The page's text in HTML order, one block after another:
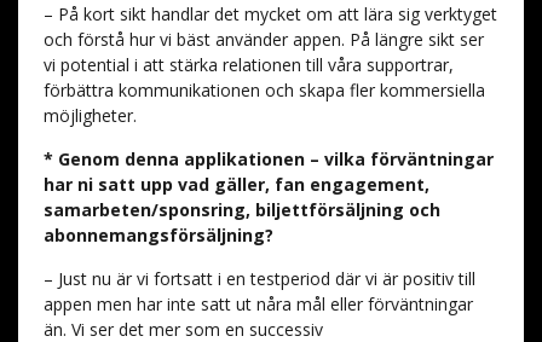
– På kort sikt handlar det mycket om att lära sig verktyget
och förstå hur vi bäst använder appen. På längre sikt ser
vi potential i att stärka relationen till våra supportrar,
förbättra kommunikationen och skapa fler kommersiella
möjligheter.
* Genom denna applikationen – vilka förväntningar
har ni satt upp vad gäller, fan engagement,
samarbeten/sponsring, biljettförsäljning och
abonnemangsförsäljning?
– Just nu är vi fortsatt i en testperiod där vi är positiv till
appen men har inte satt ut nåra mål eller förväntningar
än. Vi ser det mer som en successiv